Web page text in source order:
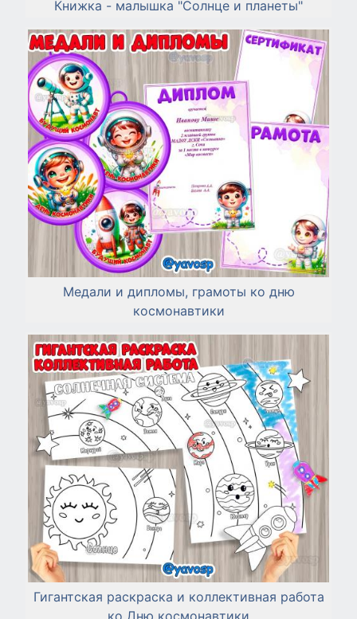
Книжка - малышка "Солнце и планеты"
Медали и дипломы, грамоты ко дню
космонавтики
Гигантская раскраска и коллективная работа
ко Дню космонавтики